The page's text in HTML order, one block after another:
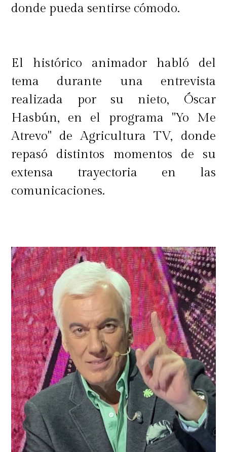
donde pueda sentirse cómodo.
El histórico animador habló del
tema durante una entrevista
realizada por su nieto, Óscar
Hasbún, en el programa "Yo Me
Atrevo" de Agricultura TV, donde
repasó distintos momentos de su
extensa trayectoria en las
comunicaciones.